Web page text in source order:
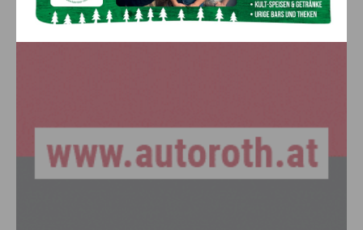
Anzeige